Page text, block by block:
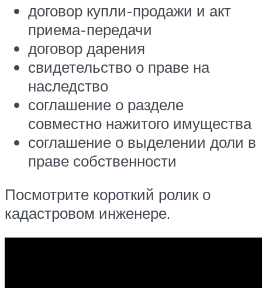
договор купли-продажи и акт
приема-передачи
договор дарения
свидетельство о праве на
наследство
соглашение о разделе
совместно нажитого имущества
соглашение о выделении доли в
праве собственности
Посмотрите короткий ролик о
кадастровом инженере.